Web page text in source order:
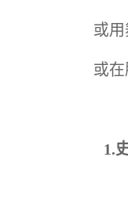
或
或
1.